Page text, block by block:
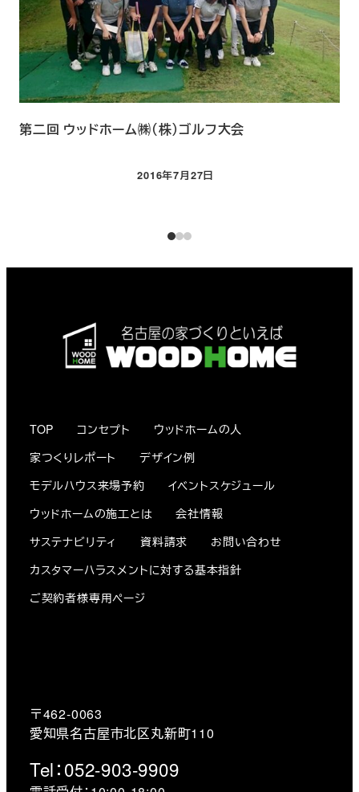
第二回 ウッドホーム㈱（株）ゴルフ大会
投稿日
2016年7月27日
〒462-0063
愛知県名古屋市北区丸新町110
Tel：052-903-9909
TOP コンセプト
ウッドホームの人
家つくりレポート
デザイン例
モデルハウス来場予約
イベントスケジュール
ウッドホームの施工とは
会社情報
サステナビリティ
資料請求
お問い合わせ
カスタマーハラスメントに対する基本指針
ご契約者様専用ページ